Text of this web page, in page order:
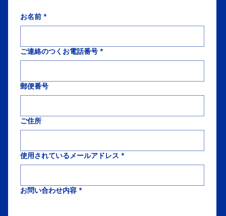
お名前 *
ご連絡のつくお電話番号 *
郵便番号
ご住所
使用されているメールアドレス *
お問い合わせ内容 *